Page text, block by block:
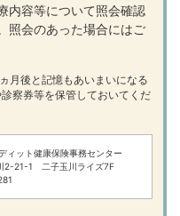
内容等について照会確認
照会のあった場合にはご
月後と記憶もあいまいになる
察券等を保管しておいてくだ
ィット健康保険事務センター
2-21-1 二子玉川ライズ7F